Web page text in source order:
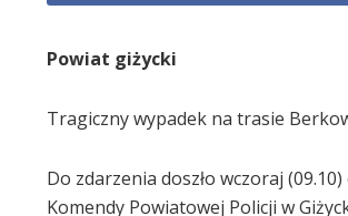
Powiat giżycki
Tragiczny wypadek na trasie
Do zdarzenia doszło wczoraj
Komendy Powiatowej Policji w